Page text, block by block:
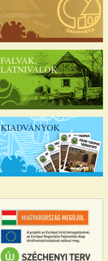
FALVAK,
LÁTNIVALÓK
KIADVÁNYOK